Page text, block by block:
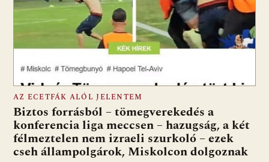
AZ ECETFÁK ALÓL JELENTEM
Biztos forrásból – tömegverekedés a
konferencia liga meccsen – hazugság, a két
félmeztelen nem izraeli szurkoló – ezek
cseh állampolgárok, Miskolcon dolgoznak